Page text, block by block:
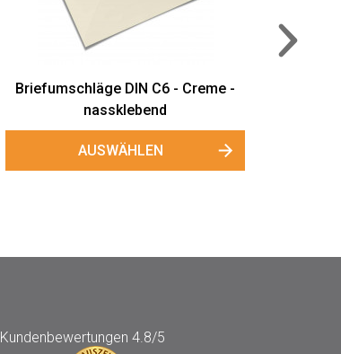
AUSWÄHLEN
Kundenbewertungen 4.8/5